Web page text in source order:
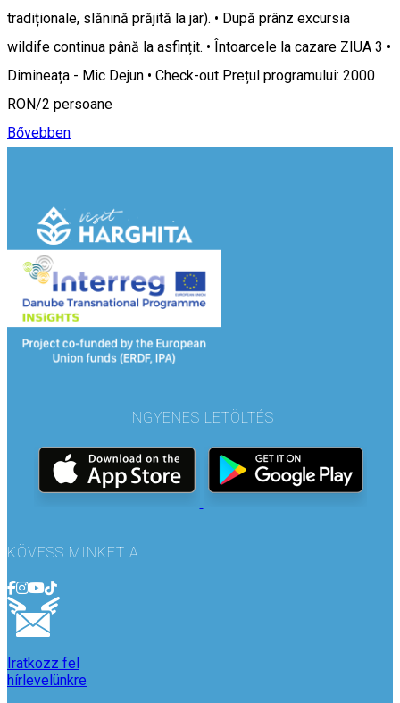
tradiționale, slănină prăjită la jar). • După prânz excursia
wildife continua până la asfințit. • Întoarcele la cazare ZIUA 3 •
Dimineața - Mic Dejun • Check-out Prețul programului: 2000
RON/2 persoane
Bővebben
INGYENES LETÖLTÉS
KÖVESS MINKET A
Iratkozz fel
hírlevelünkre